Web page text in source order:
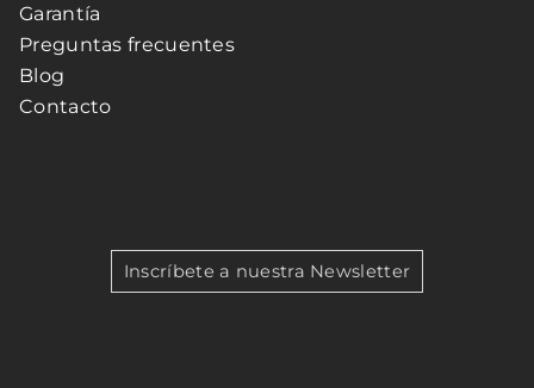
Garantía
Preguntas frecuentes
Blog
Contacto
Inscríbete a nuestra Newsletter